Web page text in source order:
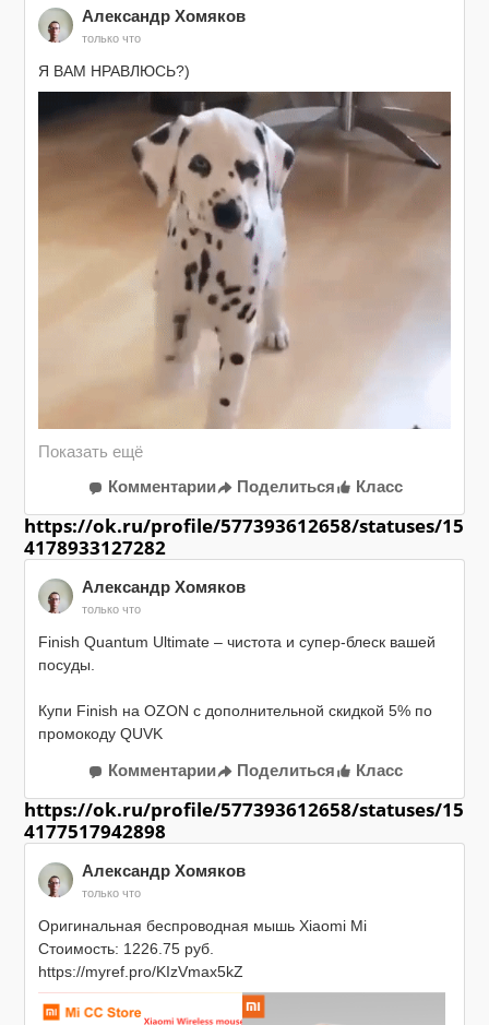
Александр Хомяков
только что
Я ВАМ НРАВЛЮСЬ?)
Комментарии Поделиться Класс
https://ok.ru/profile/577393612658/statuses/15
4178933127282
Александр Хомяков
только что
Finish Quantum Ultimate – чистота и супер-блеск вашей
посуды.
Купи Finish на OZON с дополнительной скидкой 5% по
промокоду QUVK
a.A=cl&a.si=2498&a.te=26499&a.ra=%5BRANDOM%5D&g.lu=
Комментарии Поделиться Класс
https://ok.ru/profile/577393612658/statuses/15
4177517942898
Александр Хомяков
только что
Оригинальная беспроводная мышь Xiaomi Mi
Стоимость: 1226.75 руб.
https://myref.pro/KIzVmax5kZ